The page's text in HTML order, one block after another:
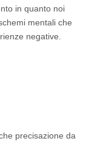
in quanto noi
mentali che
negative.
precisazione da